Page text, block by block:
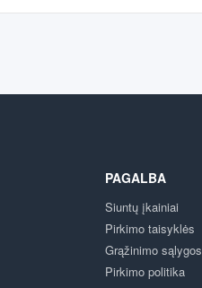
PAGALBA
Siuntų įkainiai
Pirkimo taisyklės
Grąžinimo sąlygos
Pirkimo politika